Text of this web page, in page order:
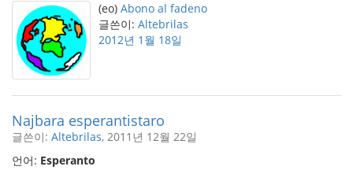
(eo) Abono al fadeno
글쓴이: Altebrilas
2012년 1월 18일
Najbara esperantistaro
글쓴이: Altebrilas, 2011년 12월 22일
언어: Esperanto